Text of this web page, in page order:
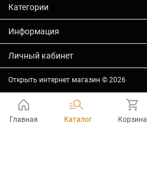
Категории
Информация
Личный кабинет
Открыть интернет магазин © 2026
Главная Каталог Корзина